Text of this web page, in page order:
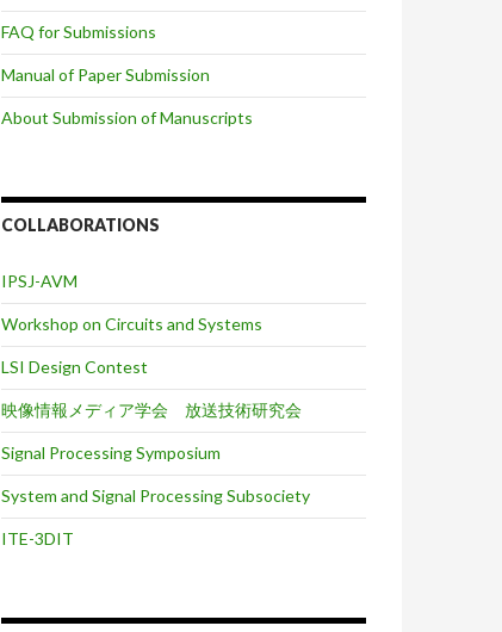
FAQ for Submissions
Manual of Paper Submission
About Submission of Manuscripts
COLLABORATIONS
IPSJ-AVM
Workshop on Circuits and Systems
LSI Design Contest
映像情報メディア学会 放送技術研究会
Signal Processing Symposium
System and Signal Processing Subsociety
ITE-3DIT